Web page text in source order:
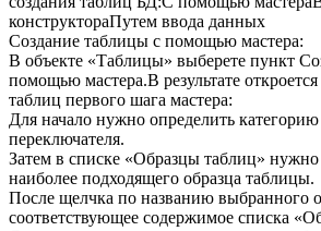
конструктораПутем ввода данных
Создание таблицы с помощью мастера:
В объекте «Таблицы» выберете пункт
помощью мастера.В результате
таблиц первого шага мастера:
Для начало нужно определить
переключателя.
Затем в списке «Образцы таблиц» нужно
наиболее подходящего образца таблицы.
После щелчка по названию выбранного
соответствующее содержимое списка